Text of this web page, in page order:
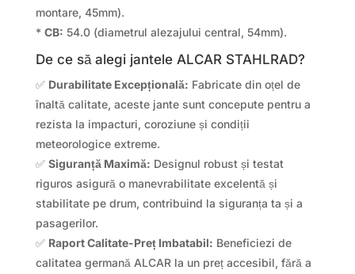
montare, 45mm).
* CB: 54.0 (diametrul alezajului central, 54mm).
De ce să alegi jantele ALCAR STAHLRAD?
✅ Durabilitate Excepțională: Fabricate din oțel de
înaltă calitate, aceste jante sunt concepute pentru a
rezista la impacturi, coroziune și condiții
meteorologice extreme.
✅ Siguranță Maximă: Designul robust și testat
riguros asigură o manevrabilitate excelentă și
stabilitate pe drum, contribuind la siguranța ta și a
pasagerilor.
✅ Raport Calitate-Preț Imbatabil: Beneficiezi de
calitatea germană ALCAR la un preț accesibil, fără a